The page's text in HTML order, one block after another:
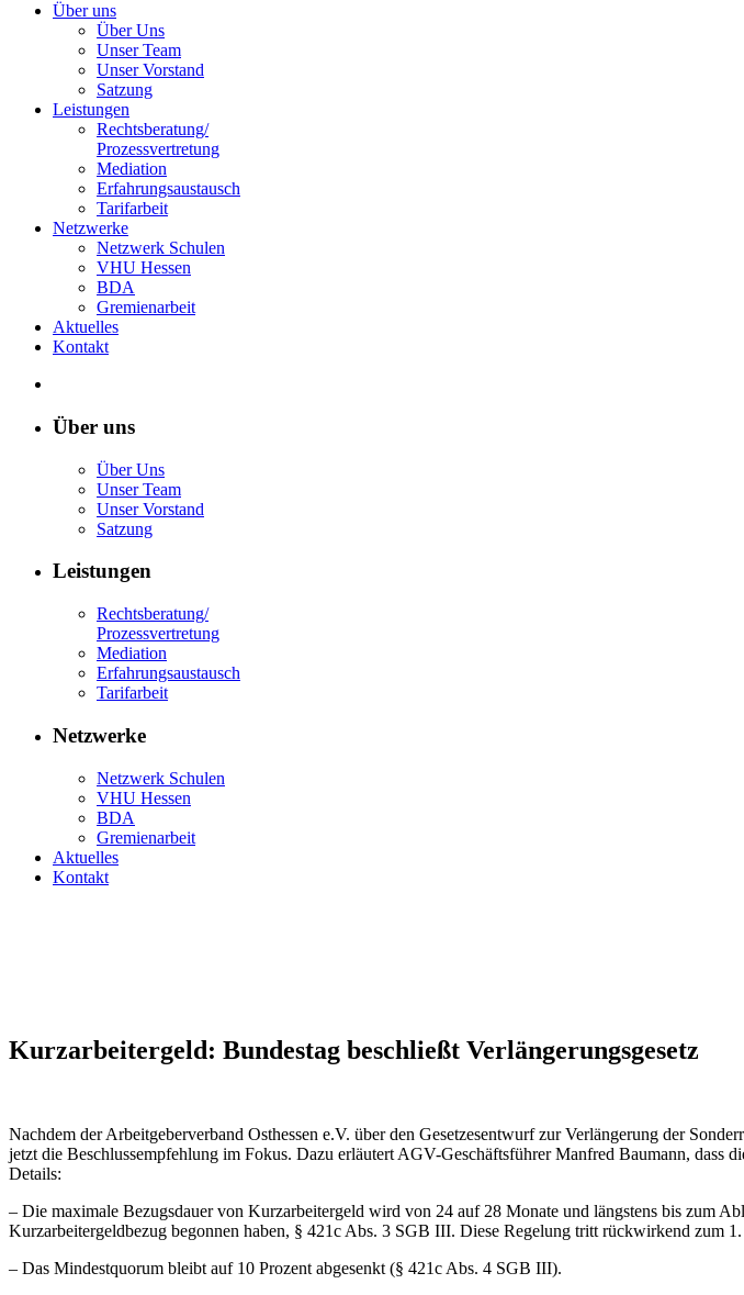
Über uns
Über Uns
Unser Team
Unser Vorstand
Satzung
Leistungen
Rechtsberatung/
Prozessvertretung
Mediation
Erfahrungsaustausch
Tarifarbeit
Netzwerke
Netzwerk Schulen
VHU Hessen
BDA
Gremienarbeit
Aktuelles
Kontakt
Über uns
Über Uns
Unser Team
Unser Vorstand
Satzung
Leistungen
Rechtsberatung/
Prozessvertretung
Mediation
Erfahrungsaustausch
Tarifarbeit
Netzwerke
Netzwerk Schulen
VHU Hessen
BDA
Gremienarbeit
Aktuelles
Kontakt
Kurzarbeitergeld: Bundestag beschließt Verlängerungsgesetz
Nachdem der Arbeitgeberverband Osthessen e.V. über den Gesetzesentwurf zur Verlängerung der
jetzt die Beschlussempfehlung im Fokus. Dazu erläutert AGV-Geschäftsführer Manfred Baumann, dass
Details:
– Die maximale Bezugsdauer von Kurzarbeitergeld wird von 24 auf 28 Monate und längstens bis zum
Kurzarbeitergeldbezug begonnen haben, § 421c Abs. 3 SGB III. Diese Regelung tritt rückwirkend zum
– Das Mindestquorum bleibt auf 10 Prozent abgesenkt (§ 421c Abs. 4 SGB III).